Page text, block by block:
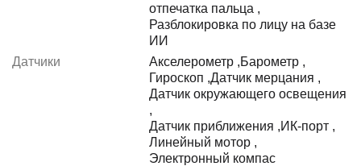
отпечатка пальца ,
Разблокировка по лицу на базе
ИИ
Датчики
Акселерометр ,Барометр ,
Гироскоп ,Датчик мерцания ,
Датчик окружающего освещения
,
Датчик приближения ,ИК-порт ,
Линейный мотор ,
Электронный компас